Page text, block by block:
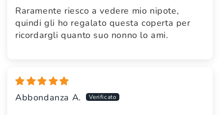
Raramente riesco a vedere mio nipote,
quindi gli ho regalato questa coperta per
ricordargli quanto suo nonno lo ami.
Abbondanza A.